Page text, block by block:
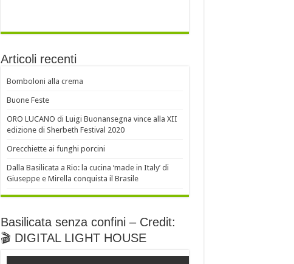
Articoli recenti
Bomboloni alla crema
Buone Feste
ORO LUCANO di Luigi Buonansegna vince alla XII
edizione di Sherbeth Festival 2020
Orecchiette ai funghi porcini
Dalla Basilicata a Rio: la cucina ‘made in Italy’ di
Giuseppe e Mirella conquista il Brasile
Basilicata senza confini – Credit:
🎬 DIGITAL LIGHT HOUSE